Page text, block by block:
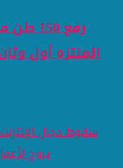
رفع
المنتزه أول